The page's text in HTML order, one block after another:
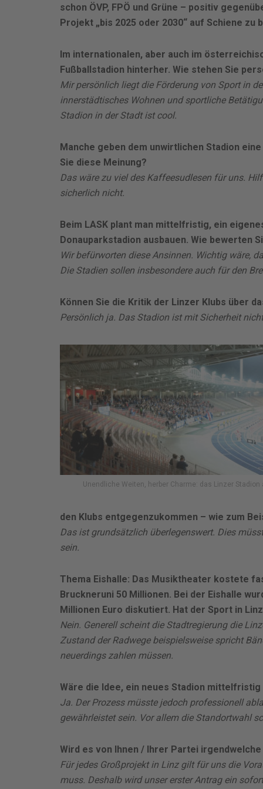
schon ÖVP, FPÖ und Grüne – positiv
Projekt „bis 2025 oder 2030“ auf Schiene zu
Im internationalen, aber auch im
Fußballstadion hinterher. Wie stehen Sie
Mir persönlich liegt die Förderung von Sport in
innerstädtisches Wohnen und sportliche
Stadion in der Stadt ist cool.
Manche geben dem unwirtlichen Stadion
Sie diese Meinung?
Das wäre zu viel des Kaffeesudlesen für uns.
sicherlich nicht.
Beim LASK plant man mittelfristig, ein
Donauparkstadion ausbauen. Wie bewerten
Wir befürworten diese Ansinnen. Wichtig wäre,
Die Stadien sollen insbesondere auch für den
Können Sie die Kritik der Linzer Klubs über
Persönlich ja. Das Stadion ist mit Sicherheit
Unendliche Weiten, herber Charme: das Linzer Stadion
den Klubs entgegenzukommen – wie zum
Das ist grundsätzlich überlegenswert. Dies
sein.
Thema Eishalle: Das Musiktheater kostete
Bruckneruni 50 Millionen. Bei der Eishalle
Millionen Euro diskutiert. Hat der Sport in
Nein. Generell scheint die Stadtregierung die
Zustand der Radwege beispielsweise spricht
neuerdings zahlen müssen.
Wäre die Idee, ein neues Stadion
Ja. Der Prozess müsste jedoch professionell
gewährleistet sein. Vor allem die Standortwahl
Wird es von Ihnen / Ihrer Partei
Für jedes Großprojekt in Linz gilt für uns die
muss. Deshalb wird unser erster Antrag ein